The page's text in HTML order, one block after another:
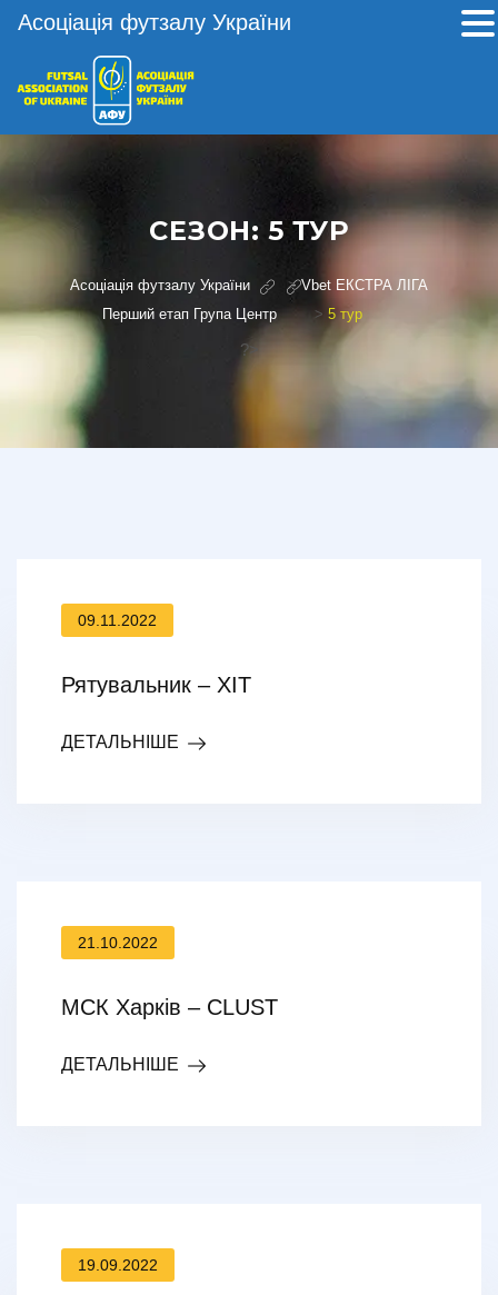
СЕЗОН: 5 ТУР
Асоціація футзалу України >Vbet ЕКСТРА ЛІГА
Перший етап Група Центр
> 5 тур
?>
09.11.2022
Рятувальник – ХІТ
ДЕТАЛЬНІШЕ
21.10.2022
МСК Харків – CLUST
ДЕТАЛЬНІШЕ
19.09.2022
Асоціація футзалу України